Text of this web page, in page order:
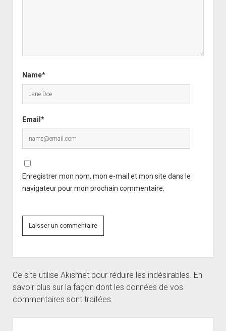
Name*
Email*
Enregistrer mon nom, mon e-mail et mon site dans le
navigateur pour mon prochain commentaire.
Ce site utilise Akismet pour réduire les indésirables. En
savoir plus sur la façon dont les données de vos
commentaires sont traitées.